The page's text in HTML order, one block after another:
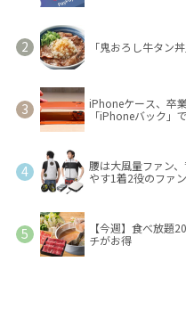
「鬼おろし牛タン
iPhoneケース、卒
「iPhoneバック」
腰は大風量ファン
やす1着2役のファ
【今週】食べ放題
チがお得